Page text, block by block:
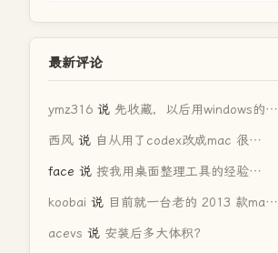
最新评论
ymz316 说 先收藏，以后用windows的…
西风 说 自从用了codex改成mac 很…
face 说 按我用桌面整理工具的经验…
koobai 说 目前就一台老的 2013 款ma…
acevs 说 安装后多大体积？